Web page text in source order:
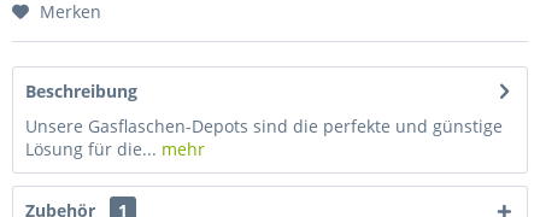
Merken
Beschreibung
Unsere Gasflaschen-Depots sind die perfekte und günstige
Lösung für die... mehr
Zubehör 1